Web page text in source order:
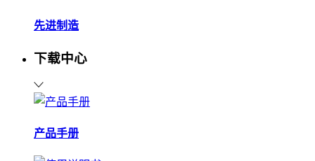
先进制造
下载中心
产品手册